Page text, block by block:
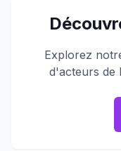
Explorez
d'acteurs de